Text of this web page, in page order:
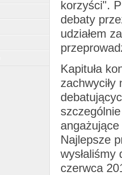
korzyści".
debaty
udziałem
Kapituła
Najlepsze
wysłaliśmy
czerwca